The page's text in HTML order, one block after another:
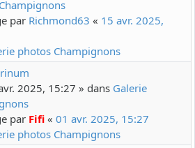
par Richmond63 « 15 avr. 2025,
photos Champignons
2025, 15:27 » dans Galerie
par Fifi « 01 avr. 2025, 15:27
photos Champignons